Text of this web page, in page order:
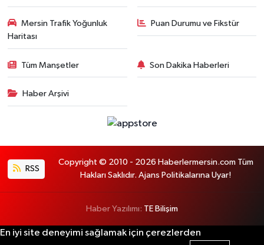
Mersin Trafik Yoğunluk
Haritası
Puan Durumu ve Fikstür
Tüm Manşetler Son Dakika Haberleri
Haber Arşivi
RSS
Copyright © 2010 - 2026 Haberlermersin.com Tüm
Hakları Saklıdır. Ajans Politikalarına Uyar!
Haber Yazılımı: TE Bilişim
En iyi site deneyimi sağlamak için çerezlerden